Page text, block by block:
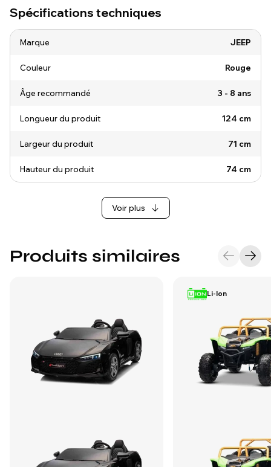
Spécifications techniques
Marque JEEP
Couleur Rouge
Âge recommandé 3 - 8 ans
Longueur du produit 124 cm
Largeur du produit 71 cm
Hauteur du produit 74 cm
Voir plus
Produits similaires
Li-Ion